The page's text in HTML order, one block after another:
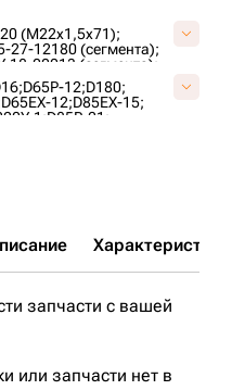
(M22x1,5x71);
27-12180 (сегмента);
18-00013 (сегмента);
KM225A;
D65P-12;D180;
D65EX-12;D85EX-15;
1;D85P-21;
12;
Характеристики
запчасти с вашей
или запчасти нет в